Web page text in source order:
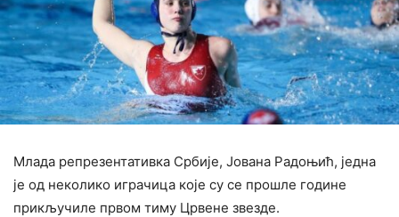
Млада репрезентативка Србије, Јована Радоњић, једна
је од неколико играчица које су се прошле године
прикључиле првом тиму Црвене звезде.